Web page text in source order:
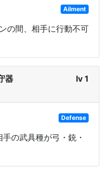
Ailment
の間、相手に行動不可
器 lv 1
Defense
の武具種が弓・銃・